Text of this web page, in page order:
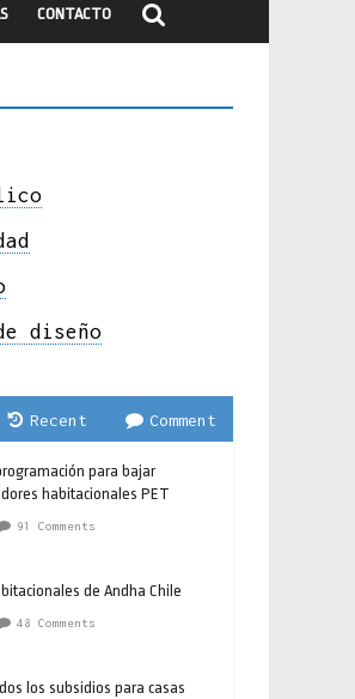
CONTACTO
diseño
Recent Comment
para bajar
habitacionales PET
91 Comments
de Andha Chile
48 Comments
los subsidios para casas